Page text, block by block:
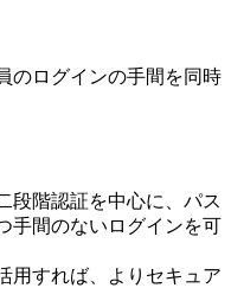
のログインの手間を同時
段階認証を中心に、パス
手間のないログインを可
用すれば、よりセキュア